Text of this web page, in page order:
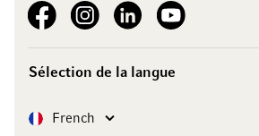
See our FacebookSee our Instagram account
See our LinkedInSee our YouTube channel
Sélection de la langue
LangueFrench